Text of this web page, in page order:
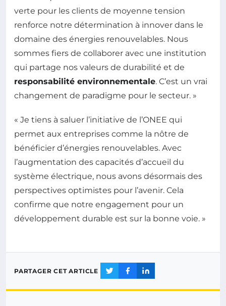
verte pour les clients de moyenne tension
renforce notre détermination à innover dans le
domaine des énergies renouvelables. Nous
sommes fiers de collaborer avec une institution
qui partage nos valeurs de durabilité et de
responsabilité environnementale. C’est un vrai
changement de paradigme pour le secteur. »
« Je tiens à saluer l’initiative de l’ONEE qui
permet aux entreprises comme la nôtre de
bénéficier d’énergies renouvelables. Avec
l’augmentation des capacités d’accueil du
système électrique, nous avons désormais des
perspectives optimistes pour l’avenir. Cela
confirme que notre engagement pour un
développement durable est sur la bonne voie. »
PARTAGER CET ARTICLE